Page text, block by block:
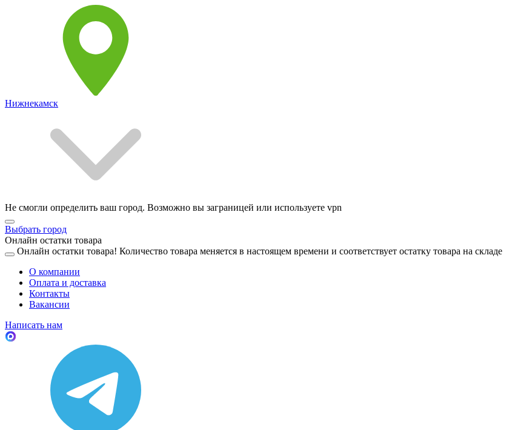
Нижнекамск
Не смогли определить ваш город. Возможно вы заграницей или используете vpn
Выбрать город
Онлайн остатки товара
Онлайн остатки товара! Количество товара меняется в настоящем времени и соответствует остатку товара на складе
О компании
Оплата и доставка
Контакты
Вакансии
Написать нам